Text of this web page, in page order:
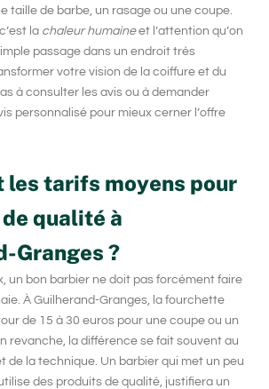
taille de barbe, un rasage ou une coupe.
la chaleur humaineet l’attention qu’on
passage dans un endroit très
votre vision de la coiffure et du
à consulter les avis ou à demander
personnalisé pour mieux cerner l’offre
les tarifs moyens pour
qualité à
Granges ?
un bon barbier ne doit pas forcément faire
À Guilherand-Granges, la fourchette
de 15 à 30 euros pour une coupe ou un
revanche, la différence se fait souvent au
de la technique . Un barbier qui met un peu
des produits de qualité, justifiera un